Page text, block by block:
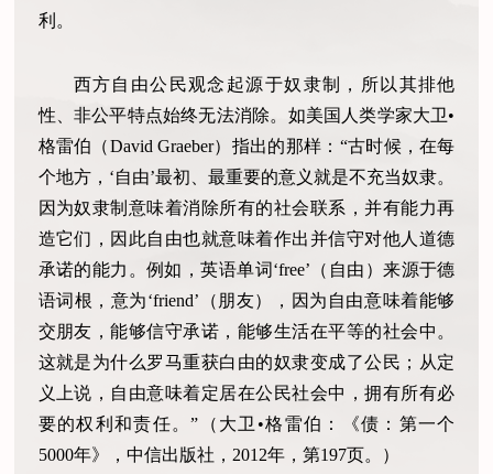
利。
西方自由公民观念起源于奴隶制，所以其排他
性、非公平特点始终无法消除。如美国人类学家大卫•
格雷伯（David Graeber）指出的那样：“古时候，在每
个地方，‘自由’最初、最重要的意义就是不充当奴隶。
因为奴隶制意味着消除所有的社会联系，并有能力再
造它们，因此自由也就意味着作出并信守对他人道德
承诺的能力。例如，英语单词‘free’（自由）来源于德
语词根，意为‘friend’（朋友），因为自由意味着能够
交朋友，能够信守承诺，能够生活在平等的社会中。
这就是为什么罗马重获白由的奴隶变成了公民；从定
义上说，自由意味着定居在公民社会中，拥有所有必
要的权利和责任。”（大卫•格雷伯：《债：第一个
5000年》，中信出版社，2012年，第197页。）